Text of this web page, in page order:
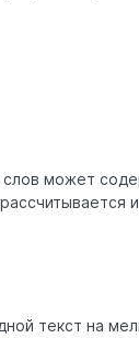
может
текст на